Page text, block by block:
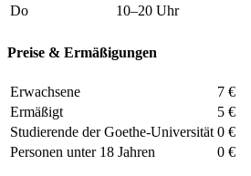
Do
10–20 Uhr
Preise & Ermäßigungen
Erwachsene
7 €
Ermäßigt
5 €
Studierende der Goethe-Universität 0 €
Personen unter 18 Jahren
0 €